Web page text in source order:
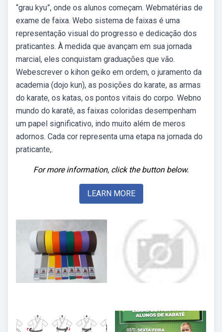
“grau kyu”, onde os alunos começam. Webmatérias de
exame de faixa. Webo sistema de faixas é uma
representação visual do progresso e dedicação dos
praticantes. À medida que avançam em sua jornada
marcial, eles conquistam graduações que vão.
Webescrever o kihon geiko em ordem, o juramento da
academia (dojo kun), as posições do karate, as armas
do karate, os katas, os pontos vitais do corpo. Webno
mundo do karatê, as faixas coloridas desempenham
um papel significativo, indo muito além de meros
adornos. Cada cor representa uma etapa na jornada do
praticante,.
For more information, click the button below.
LEARN MORE